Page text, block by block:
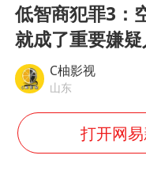
低智商犯罪3：
就成了重要嫌疑
C柚影视
山东
打开网